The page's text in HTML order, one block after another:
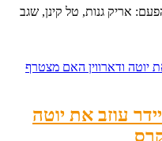
אריק גנות, טל קינן, שגב
עוזב את יוטה